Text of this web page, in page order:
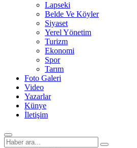
Lapseki
Belde Ve Köyler
Siyaset
Yerel Yönetim
Turizm
Ekonomi
Spor
Tarım
Foto Galeri
Video
Yazarlar
Künye
İletişim